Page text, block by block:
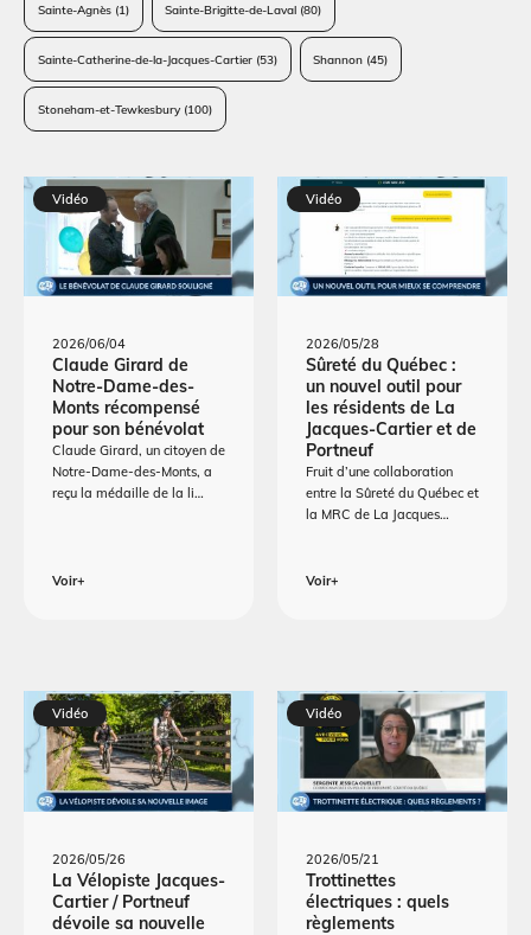
Sainte-Agnès(1) Sainte-Brigitte-de-Laval (80)
Sainte-Catherine-de-la-Jacques-Cartier(53) Shannon (45)
Stoneham-et-Tewkesbury(100)
Vidéo
2026/06/04
Claude Girard de
Notre-Dame-des-
Monts récompensé
pour son bénévolat
Claude Girard, un citoyen de
Notre-Dame-des-Monts, a
reçu la médaille de la li…
Voir+
Vidéo
2026/05/28
Sûreté du Québec :
un nouvel outil pour
les résidents de La
Jacques-Cartier et de
Portneuf
Fruit d’une collaboration
entre la Sûreté du Québec et
la MRC de La Jacques…
Voir+
Vidéo
2026/05/26
La Vélopiste Jacques-
Cartier / Portneuf
dévoile sa nouvelle
Vidéo
2026/05/21
Trottinettes
électriques : quels
règlements